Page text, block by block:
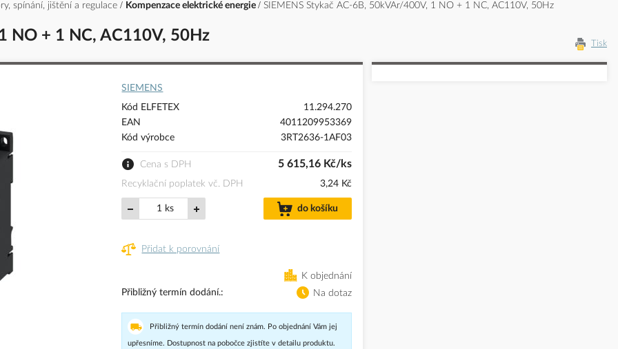
spínání, jištění a regulace Kompenzace elektrické energie SIEMENS Stykač AC-6B, 50kVAr/400V, 1 NO + 1 NC, AC110V, 50Hz
NO + 1 NC, AC110V, 50Hz Tisk
SIEMENS
Kód ELFETEX
11.294.270
EAN
4011209953369
Kód výrobce
3RT2636-1AF03
Cena s DPH 5 615,16 Kč/ks
Recyklační poplatek vč. DPH 3,24 Kč
ks do košíku
Přidat k porovnání
K objednání
Přibližný termín dodání.
Na dotaz
Přibližný termín dodání není znám. Po objednání Vám jej
upřesníme. Dostupnost na pobočce zjistíte v detailu produktu.